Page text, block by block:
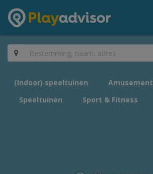
(Indoor) speeltuinen
Amusement
Speeltuinen
Sport & Fitness